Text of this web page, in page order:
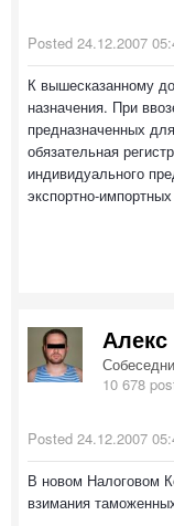
Posted 24.12.2007
К вышесказанному
назначения. При
предназначенных
обязательная
индивидуального
экспортно-
Алекс
10 678
Posted 24.12.2007
В новом Налоговом
взимания